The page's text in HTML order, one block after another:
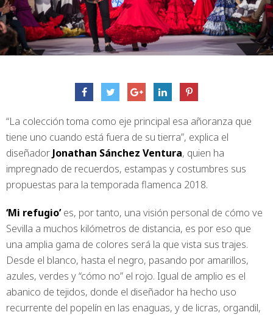
“La colección toma como eje principal esa añoranza que
tiene uno cuando está fuera de su tierra”, explica el
diseñador Jonathan Sánchez Ventura, quien ha
impregnado de recuerdos, estampas y costumbres sus
propuestas para la temporada flamenca 2018.
‘Mi refugio’es, por tanto, una visión personal de cómo ve
Sevilla a muchos kilómetros de distancia, es por eso que
una amplia gama de colores será la que vista sus trajes.
Desde el blanco, hasta el negro, pasando por amarillos,
azules, verdes y “cómo no” el rojo. Igual de amplio es el
abanico de tejidos, donde el diseñador ha hecho uso
recurrente del popelín en las enaguas, y de licras, organdil,